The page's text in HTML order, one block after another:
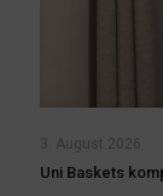
3. August 2026
Uni Baskets